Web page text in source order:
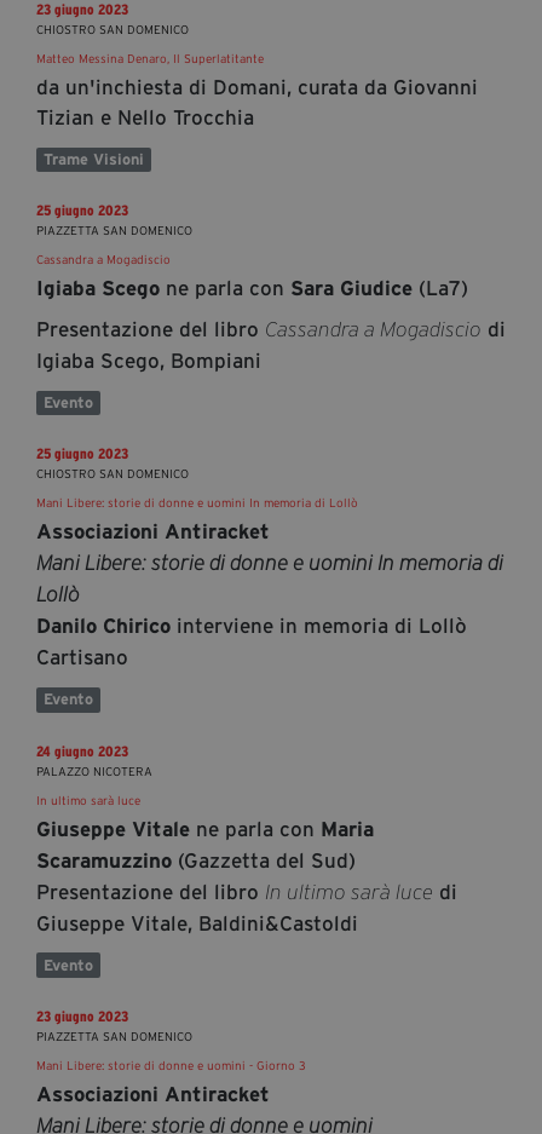
23 giugno 2023
CHIOSTRO SAN DOMENICO
Matteo Messina Denaro, Il Superlatitante
da un'inchiesta di Domani, curata da Giovanni
Tizian e Nello Trocchia
Trame Visioni
25 giugno 2023
PIAZZETTA SAN DOMENICO
Cassandra a Mogadiscio
Igiaba Scego ne parla con Sara Giudice (La7)
Presentazione del libro Cassandra a Mogadiscio di
Igiaba Scego, Bompiani
Evento
25 giugno 2023
CHIOSTRO SAN DOMENICO
Mani Libere: storie di donne e uomini In memoria di Lollò
Associazioni Antiracket
Mani Libere: storie di donne e uomini In memoria di
Lollò
Danilo Chirico interviene in memoria di Lollò
Cartisano
Evento
24 giugno 2023
PALAZZO NICOTERA
In ultimo sarà luce
Giuseppe Vitale ne parla con Maria
Scaramuzzino (Gazzetta del Sud)
Presentazione del libro In ultimo sarà luce di
Giuseppe Vitale, Baldini&Castoldi
Evento
23 giugno 2023
PIAZZETTA SAN DOMENICO
Mani Libere: storie di donne e uomini - Giorno 3
Associazioni Antiracket
Mani Libere: storie di donne e uomini